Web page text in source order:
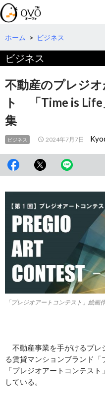
検
索
コ
テ
へ
移
動
ホーム > ビジネス
ビジネス
不動産のプレジ
ト 「Time is Life
集
ビジネス 2024年7月7日
「プレジオアートコンテスト」絵画
不動産事業を手がけるプレ
る賃貸マンションブランド
「プレジオアートコンテス
している。